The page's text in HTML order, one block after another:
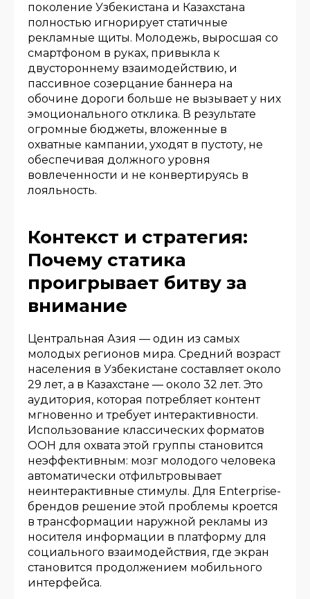
поколение Узбекистана и Казахстана
полностью игнорирует статичные
рекламные щиты. Молодежь, выросшая со
смартфоном в руках, привыкла к
двустороннему взаимодействию, и
пассивное созерцание баннера на
обочине дороги больше не вызывает у них
эмоционального отклика. В результате
огромные бюджеты, вложенные в
охватные кампании, уходят в пустоту, не
обеспечивая должного уровня
вовлеченности и не конвертируясь в
лояльность.
Контекст и стратегия:
Почему статика
проигрывает битву за
внимание
Центральная Азия — один из самых
молодых регионов мира. Средний возраст
населения в Узбекистане составляет около
29 лет, а в Казахстане — около 32 лет. Это
аудитория, которая потребляет контент
мгновенно и требует интерактивности.
Использование классических форматов
OOH для охвата этой группы становится
неэффективным: мозг молодого человека
автоматически отфильтровывает
неинтерактивные стимулы. Для Enterprise-
брендов решение этой проблемы кроется
в трансформации наружной рекламы из
носителя информации в платформу для
социального взаимодействия, где экран
становится продолжением мобильного
интерфейса.